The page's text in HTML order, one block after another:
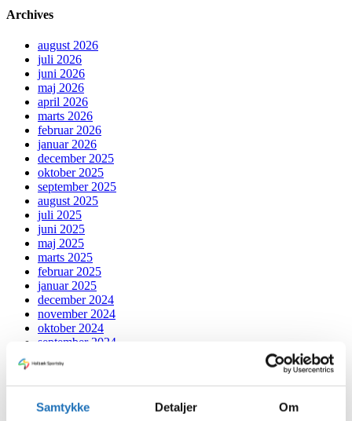
Samtykke Detaljer Om
Archives
august 2026
juli 2026
juni 2026
maj 2026
april 2026
marts 2026
februar 2026
januar 2026
december 2025
oktober 2025
september 2025
august 2025
juli 2025
juni 2025
maj 2025
marts 2025
februar 2025
januar 2025
december 2024
november 2024
oktober 2024
september 2024
maj 2024
april 2024
marts 2024